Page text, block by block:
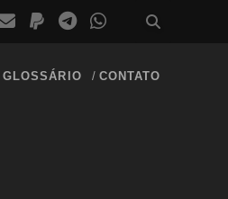
GLOSSÁRIO CONTATO